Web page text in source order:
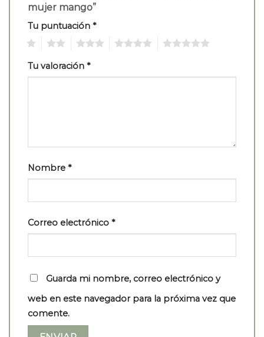
mujer mango”
Tu puntuación *
Tu valoración *
Nombre *
Correo electrónico *
Guarda mi nombre, correo electrónico y
web en este navegador para la próxima vez que
comente.